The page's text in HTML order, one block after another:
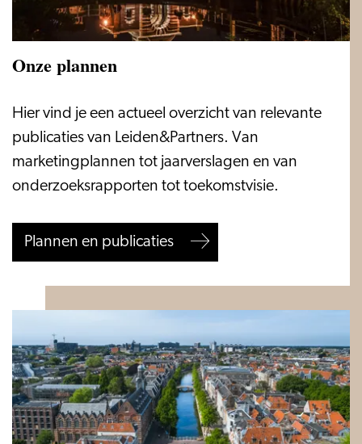
Onze plannen
Onze
plannen
Hier vind je een actueel overzicht van relevante
publicaties van Leiden&Partners. Van
marketingplannen tot jaarverslagen en van
onderzoeksrapporten tot toekomstvisie.
Plannen en publicaties